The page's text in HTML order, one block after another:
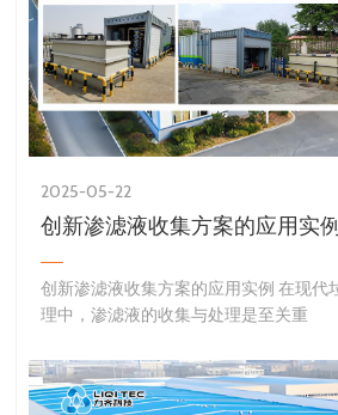
2025-05-22
创新渗滤液收集方案的应用实例
创新渗滤液收集方案的应用实例 在现代垃圾填埋场的运营管
理中，渗滤液的收集与处理是至关重